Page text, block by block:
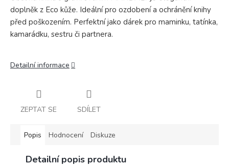
doplněk z Eco kůže. Ideální pro ozdobení a ochránění knihy
před poškozením. Perfektní jako dárek pro maminku, tatínka,
kamarádku, sestru či partnera.
Detailní informace
ZEPTAT SE SDÍLET
Popis Hodnocení Diskuze
Detailní popis produktu